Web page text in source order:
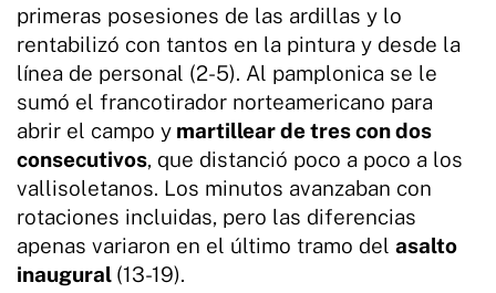
primeras posesiones de las ardillas y lo
rentabilizó con tantos en la pintura y desde la
línea de personal (2-5). Al pamplonica se le
sumó el francotirador norteamericano para
abrir el campo y martillear de tres con dos
consecutivos, que distanció poco a poco a los
vallisoletanos. Los minutos avanzaban con
rotaciones incluidas, pero las diferencias
apenas variaron en el último tramo del asalto
inaugural (13-19).